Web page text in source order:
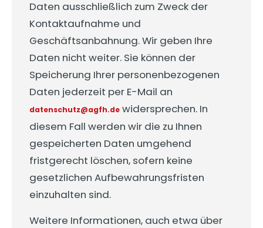
Daten ausschließlich zum Zweck der
Kontaktaufnahme und
Geschäftsanbahnung. Wir geben Ihre
Daten nicht weiter. Sie können der
Speicherung Ihrer personenbezogenen
Daten jederzeit per E-Mail an
datenschutz@agfh.de widersprechen. In
diesem Fall werden wir die zu Ihnen
gespeicherten Daten umgehend
fristgerecht löschen, sofern keine
gesetzlichen Aufbewahrungsfristen
einzuhalten sind.
Weitere Informationen, auch etwa über